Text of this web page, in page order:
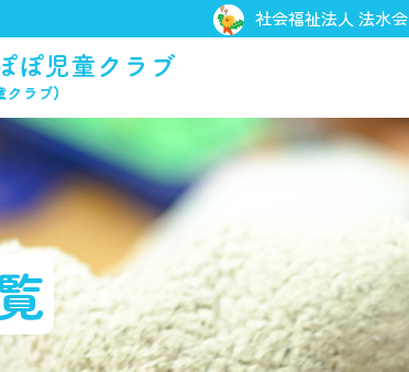
社会福祉法人 法水会